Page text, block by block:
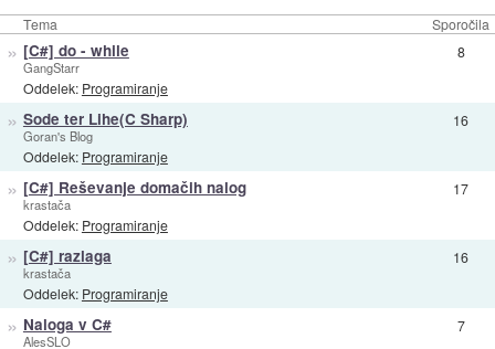
Tema Sporočila
» [C#] do - while
GangStarr
Oddelek: Programiranje
8
» Sode ter Lihe(C Sharp)
Goran's Blog
Oddelek: Programiranje
16
» [C#] Reševanje domačih nalog
krastača
Oddelek: Programiranje
17
» [C#] razlaga
krastača
Oddelek: Programiranje
16
» Naloga v C#
AlesSLO
7